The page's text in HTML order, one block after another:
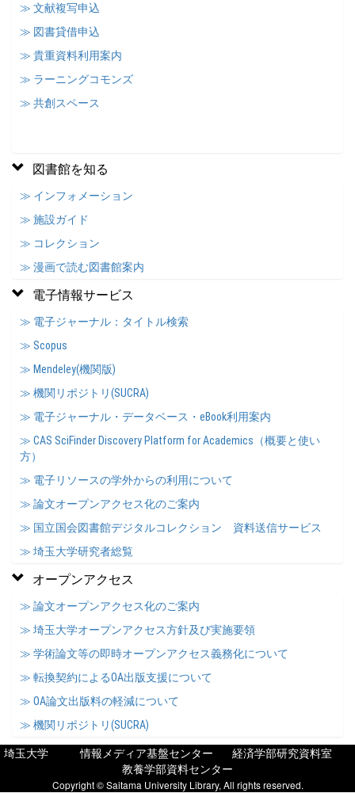
≫ 文献複写申込
≫ 図書貸借申込
≫ 貴重資料利用案内
≫ ラーニングコモンズ
≫ 共創スペース
図書館を知る
≫ インフォメーション
≫ 施設ガイド
≫ コレクション
≫ 漫画で読む図書館案内
電子情報サービス
≫ 電子ジャーナル：タイトル検索
≫ Scopus
≫ Mendeley(機関版)
≫ 機関リポジトリ(SUCRA)
≫ 電子ジャーナル・データベース・eBook利用案内
≫ CAS SciFinder Discovery Platform for Academics（概要と使い
方）
≫ 電子リソースの学外からの利用について
≫ 論文オープンアクセス化のご案内
≫ 国立国会図書館デジタルコレクション 資料送信サービス
≫ 埼玉大学研究者総覧
オープンアクセス
≫ 論文オープンアクセス化のご案内
≫ 埼玉大学オープンアクセス方針及び実施要領
≫ 学術論文等の即時オープンアクセス義務化について
≫ 転換契約によるOA出版支援について
≫ OA論文出版料の軽減について
≫ 機関リポジトリ(SUCRA)
埼玉大学 情報メディア基盤センター
経済学部研究資料室
教養学部資料センター
Copyright © Saitama University Library, All rights reserved.